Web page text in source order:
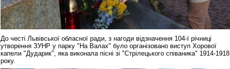
До честі Львівської обласної ради, з нагоди відзначення 104-ї річниці
утворення ЗУНР у парку "На Валах" було організовано виступ Хорової
капели "Дударик", яка виконала пісні зі "Стрілецького співаника" 1914-1918
року.